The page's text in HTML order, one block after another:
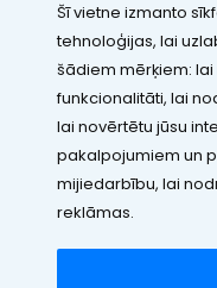
Šī vietne izmanto
tehnoloģijas, lai
šādiem mērķiem:
funkcionalitāti, lai
lai novērtētu jūsu
pakalpojumiem un
mijiedarbību, lai
reklāmas.
Konts:
Kontakti